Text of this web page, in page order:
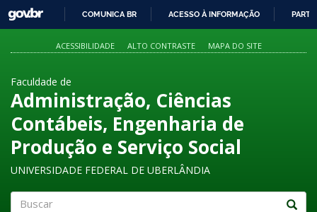
PARA
O
GOVBR
COMUNICA BR ACESSO À INFORMAÇÃO
ACESSIBILIDADE ALTO CONTRASTE MAPA DO SITE
Faculdade de
Administração, Ciências
Contábeis, Engenharia de
Produção e Serviço Social
UNIVERSIDADE FEDERAL DE UBERLÂNDIA